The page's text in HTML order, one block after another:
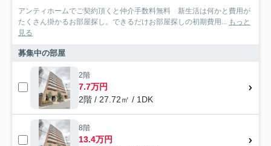
アンティホームでご契約頂くと仲介手数料無料 新生活は何かと費用が
たくさん掛かるお部屋探し。できるだけお部屋探しの初期費用...
もっと
見る
募集中の部屋
2階
7.7万円
2階 / 27.72㎡ / 1DK
8階
13.4万円